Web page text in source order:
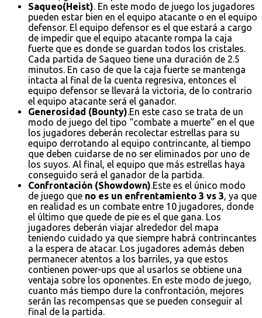
Saqueo(Heist). En este modo de juego los jugadores
pueden estar bien en el equipo atacante o en el equipo
defensor. El equipo defensor es el que estará a cargo
de impedir que el equipo atacante rompa la caja
fuerte que es donde se guardan todos los cristales.
Cada partida de Saqueo tiene una duración de 2.5
minutos. En caso de que la caja fuerte se mantenga
intacta al final de la cuenta regresiva, entonces el
equipo defensor se llevará la victoria, de lo contrario
el equipo atacante será el ganador.
Generosidad (Bounty).En este caso se trata de un
modo de juego del tipo “combate a muerte” en el que
los jugadores deberán recolectar estrellas para su
equipo derrotando al equipo contrincante, al tiempo
que deben cuidarse de no ser eliminados por uno de
los suyos. Al final, el equipo que más estrellas haya
conseguido será el ganador de la partida.
Confrontación (Showdown).Este es el único modo
de juego que no es un enfrentamiento 3 vs 3, ya que
en realidad es un combate entre 10 jugadores, donde
el último que quede de pie es el que gana. Los
jugadores deberán viajar alrededor del mapa
teniendo cuidado ya que siempre habrá contrincantes
a la espera de atacar. Los jugadores además deben
permanecer atentos a los barriles, ya que estos
contienen power-ups que al usarlos se obtiene una
ventaja sobre los oponentes. En este modo de juego,
cuanto más tiempo dure la confrontación, mejores
serán las recompensas que se pueden conseguir al
final de la partida.